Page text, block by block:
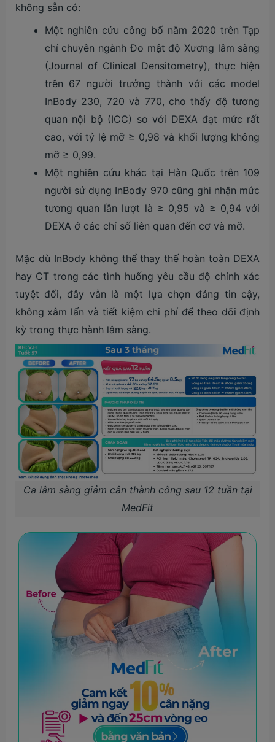
không sẵn có:
Một nghiên cứu công bố năm 2020 trên Tạp
chí chuyên ngành Đo mật độ Xương lâm sàng
(Journal of Clinical Densitometry), thực hiện
trên 67 người trưởng thành với các model
InBody 230, 720 và 770, cho thấy độ tương
quan nội bộ (ICC) so với DEXA đạt mức rất
cao, với tỷ lệ mỡ ≥ 0,98 và khối lượng không
mỡ ≥ 0,99.
Một nghiên cứu khác tại Hàn Quốc trên 109
người sử dụng InBody 970 cũng ghi nhận mức
tương quan lần lượt là ≥ 0,95 và ≥ 0,94 với
DEXA ở các chỉ số liên quan đến cơ và mỡ.
Mặc dù InBody không thể thay thế hoàn toàn DEXA
hay CT trong các tình huống yêu cầu độ chính xác
tuyệt đối, đây vẫn là một lựa chọn đáng tin cậy,
không xâm lấn và tiết kiệm chi phí để theo dõi định
kỳ trong thực hành lâm sàng.
Ca lâm sàng giảm cân thành công sau 12 tuần tại
MedFit